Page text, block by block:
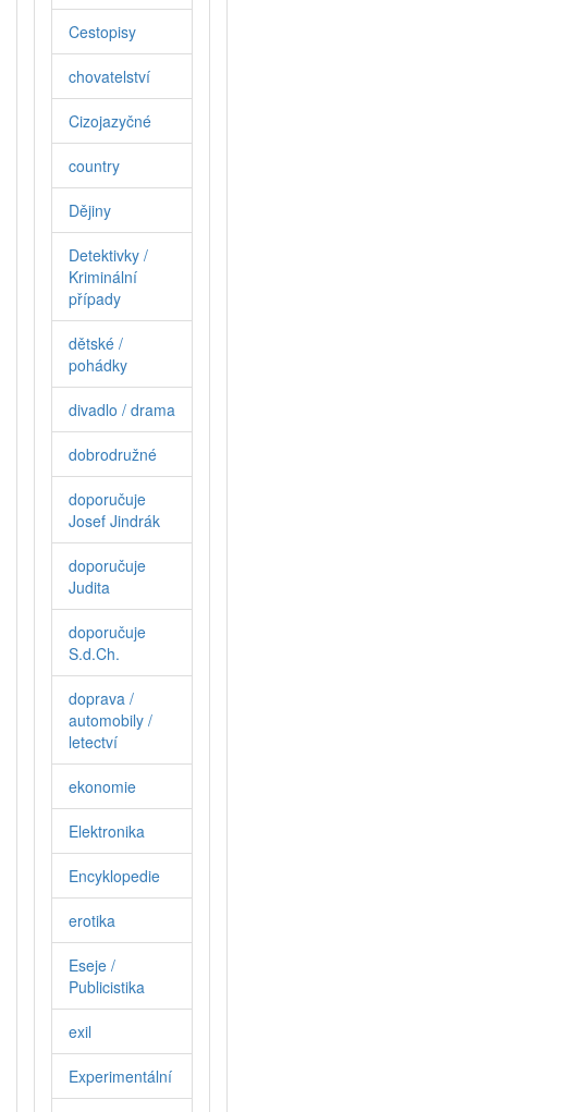
Cestopisy
chovatelství
Cizojazyčné
country
Dějiny
Detektivky /
Kriminální
případy
dětské /
pohádky
divadlo / drama
dobrodružné
doporučuje
Josef Jindrák
doporučuje
Judita
doporučuje
S.d.Ch.
doprava /
automobily /
letectví
ekonomie
Elektronika
Encyklopedie
erotika
Eseje /
Publicistika
exil
Experimentální